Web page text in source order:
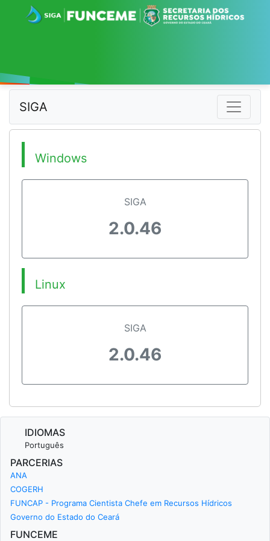
SIGA
Windows
SIGA
2.0.46
Linux
SIGA
2.0.46
IDIOMAS
Português
PARCERIAS
ANA
COGERH
FUNCAP - Programa Cientista Chefe em Recursos Hídricos
Governo do Estado do Ceará
FUNCEME